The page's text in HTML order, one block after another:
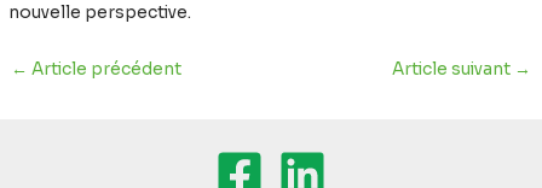
nouvelle perspective.
← Article précédent Article suivant →